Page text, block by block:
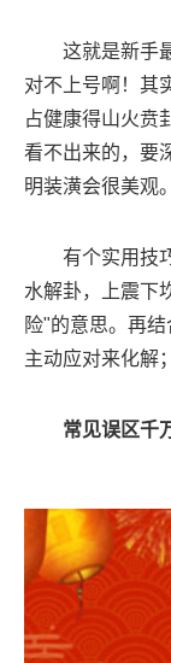
这就是新手
对不上号啊！其
占健康得山火贲
看不出来的，要
明装潢会很美观。
有个实用技
水解卦，上震下
险"的意思。再
主动应对来化解
常见误区千